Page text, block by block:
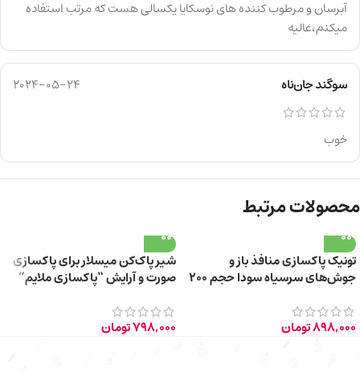
آبرسان و مرطوب کننده های نوسکایا یکسالی هست که مرتب استفاده
میکنم،عالیه
سوگند جان‌ناه 2024-05-24
خوب
محصولات مرتبط
تونیک پاکسازی منافذ باز و
جوش‌های سرسیاه سودا حجم 200
898,000تومان
شیر پاک‌کن میسلار برای پاکسازی
صورت و آرایش “پاکسازی ملایم”
798,000تومان